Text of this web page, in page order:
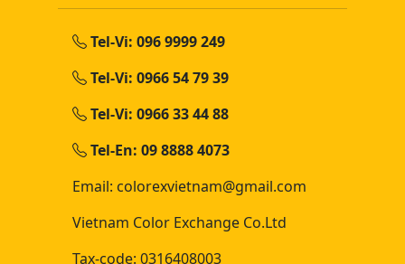
Tel-Vi: 096 9999 249
Tel-Vi: 0966 54 79 39
Tel-Vi: 0966 33 44 88
Tel-En: 09 8888 4073
Email: colorexvietnam@gmail.com
Vietnam Color Exchange Co.Ltd
Tax-code: 0316408003